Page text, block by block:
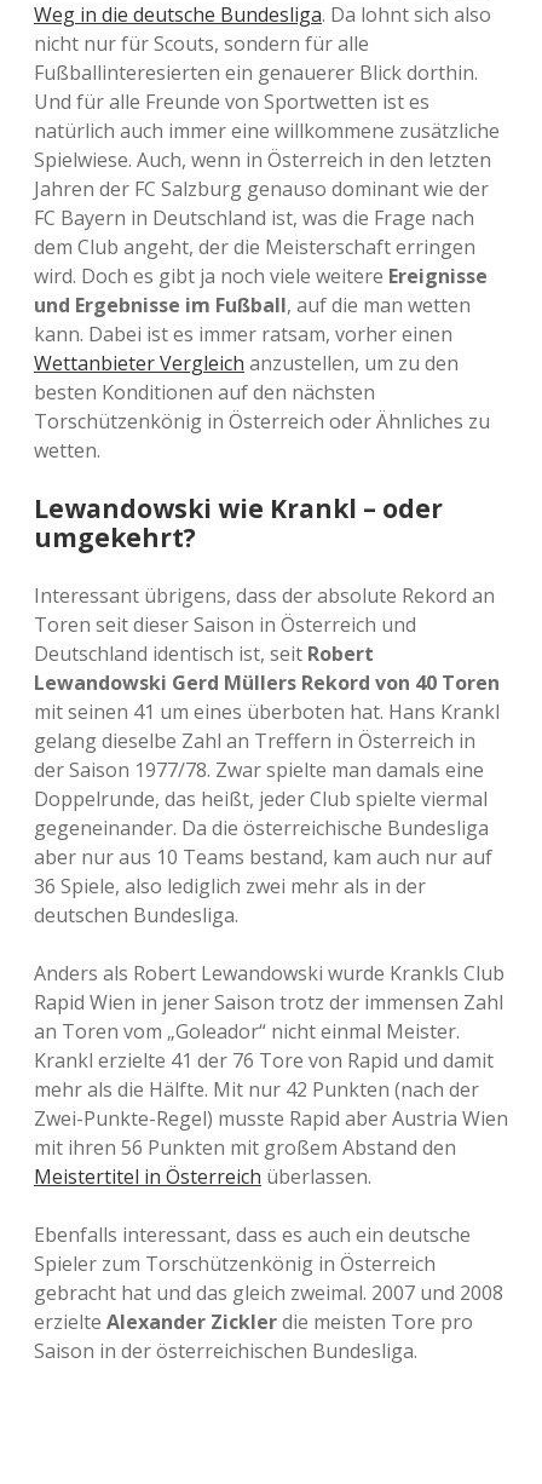
Weg in die deutsche Bundesliga. Da lohnt sich also
nicht nur für Scouts, sondern für alle
Fußballinteresierten ein genauerer Blick dorthin.
Und für alle Freunde von Sportwetten ist es
natürlich auch immer eine willkommene zusätzliche
Spielwiese. Auch, wenn in Österreich in den letzten
Jahren der FC Salzburg genauso dominant wie der
FC Bayern in Deutschland ist, was die Frage nach
dem Club angeht, der die Meisterschaft erringen
wird. Doch es gibt ja noch viele weitere Ereignisse
und Ergebnisse im Fußball, auf die man wetten
kann. Dabei ist es immer ratsam, vorher einen
Wettanbieter Vergleich anzustellen, um zu den
besten Konditionen auf den nächsten
Torschützenkönig in Österreich oder Ähnliches zu
wetten.
Lewandowski wie Krankl – oder
umgekehrt?
Interessant übrigens, dass der absolute Rekord an
Toren seit dieser Saison in Österreich und
Deutschland identisch ist, seit Robert
Lewandowski Gerd Müllers Rekord von 40 Toren
mit seinen 41 um eines überboten hat. Hans Krankl
gelang dieselbe Zahl an Treffern in Österreich in
der Saison 1977/78. Zwar spielte man damals eine
Doppelrunde, das heißt, jeder Club spielte viermal
gegeneinander. Da die österreichische Bundesliga
aber nur aus 10 Teams bestand, kam auch nur auf
36 Spiele, also lediglich zwei mehr als in der
deutschen Bundesliga.
Anders als Robert Lewandowski wurde Krankls Club
Rapid Wien in jener Saison trotz der immensen Zahl
an Toren vom „Goleador“ nicht einmal Meister.
Krankl erzielte 41 der 76 Tore von Rapid und damit
mehr als die Hälfte. Mit nur 42 Punkten (nach der
Zwei-Punkte-Regel) musste Rapid aber Austria Wien
mit ihren 56 Punkten mit großem Abstand den
Meistertitel in Österreich überlassen.
Ebenfalls interessant, dass es auch ein deutsche
Spieler zum Torschützenkönig in Österreich
gebracht hat und das gleich zweimal. 2007 und 2008
erzielte Alexander Zicklerdie meisten Tore pro
Saison in der österreichischen Bundesliga.